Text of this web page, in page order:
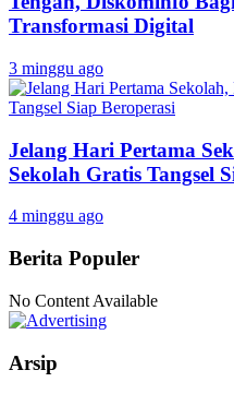
Transformasi Digital
3 minggu ago
Jelang Hari Pertama
Sekolah Gratis Tangsel
4 minggu ago
Berita Populer
No Content Available
Arsip